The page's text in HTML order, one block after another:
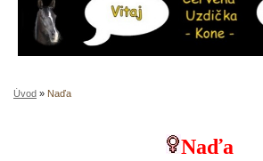
Úvod » Naďa
Naďa